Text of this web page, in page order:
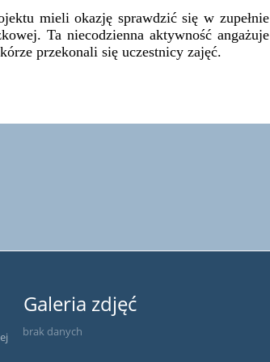
mieli okazję sprawdzić się w zupełnie
Ta niecodzienna aktywność angażuje
przekonali się uczestnicy zajęć.
Galeria zdjęć
brak danych